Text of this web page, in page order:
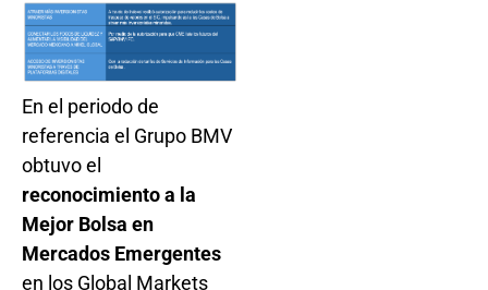
En el periodo de
referencia el Grupo BMV
obtuvo el
reconocimiento a la
Mejor Bolsa en
Mercados Emergentes
en los Global Markets